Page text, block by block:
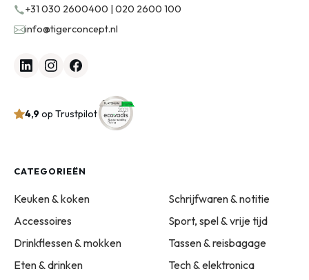
+31 030 2600400 | 020 2600 100
info@tigerconcept.nl
4,9op Trustpilot
CATEGORIEËN
Keuken & koken
Accessoires
Drinkflessen & mokken
Eten & drinken
Schrijfwaren & notitie
Sport, spel & vrije tijd
Tassen & reisbagage
Tech & elektronica